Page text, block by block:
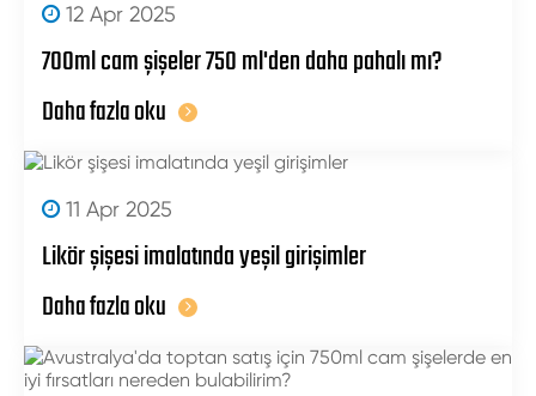
12 Apr 2025
700ml cam şişeler 750 ml'den daha pahalı mı?
Daha fazla oku
11 Apr 2025
Likör şişesi imalatında yeşil girişimler
Daha fazla oku